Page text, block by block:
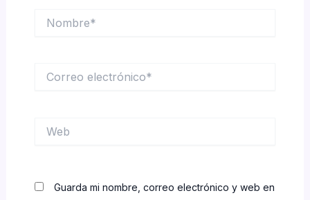
electrónico*
Guarda mi nombre, correo electrónico y web en